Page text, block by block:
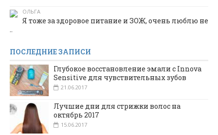
ОЛЬГА
Я тоже за здоровое питание и ЗОЖ, очень люблю не
..
ПОСЛЕДНИЕ ЗАПИСИ
Глубокое восстановление эмали с Innova
Sensitive для чувствительных зубов
21.06.2017
Лучшие дни для стрижки волос на
октябрь 2017
15.06.2017